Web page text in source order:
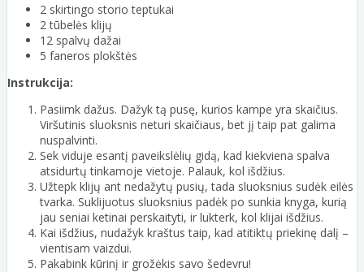
2 skirtingo storio teptukai
2 tūbelės klijų
12 spalvų dažai
5 faneros plokštės
Instrukcija:
Pasiimk dažus. Dažyk tą pusę, kurios kampe yra skaičius.
Viršutinis sluoksnis neturi skaičiaus, bet jį taip pat galima
nuspalvinti.
Sek viduje esantį paveikslėlių gidą, kad kiekviena spalva
atsidurtų tinkamoje vietoje. Palauk, kol išdžius.
Užtepk klijų ant nedažytų pusių, tada sluoksnius sudėk eilės
tvarka. Suklijuotus sluoksnius padėk po sunkia knyga, kurią
jau seniai ketinai perskaityti, ir lukterk, kol klijai išdžius.
Kai išdžius, nudažyk kraštus taip, kad atitiktų priekinę dalį –
vientisam vaizdui.
Pakabink kūrinį ir grožėkis savo šedevru!